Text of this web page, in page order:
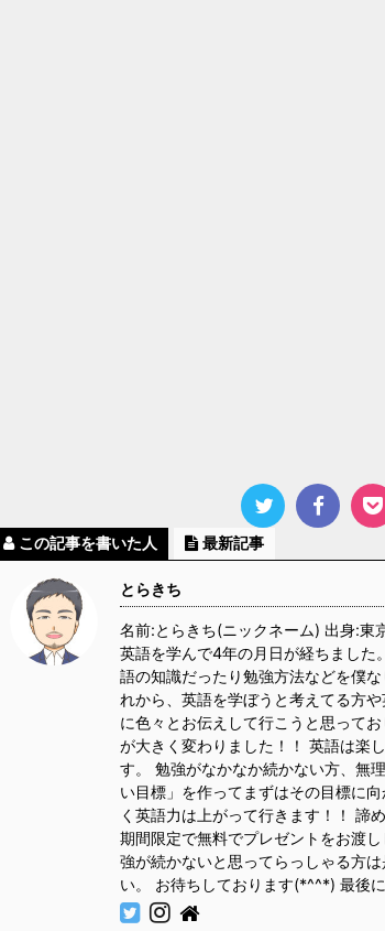
この記事を書いた人 最新記事
とらきち
名前:とらきち(ニックネーム) 出身:東
英語を学んで4年の月日が経ちました
語の知識だったり勉強方法などを僕
れから、英語を学ぼうと考えてる方
に色々とお伝えして行こうと思って
が大きく変わりました！！ 英語は楽
す。 勉強がなかなか続かない方、無
い目標」を作ってまずはその目標に
く英語力は上がって行きます！！ 諦
期間限定で無料でプレゼントをお渡
強が続かないと思ってらっしゃる方
い。 お待ちしております(*^^*) 最後